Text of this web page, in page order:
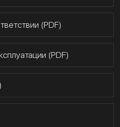
(PDF)
(PDF)